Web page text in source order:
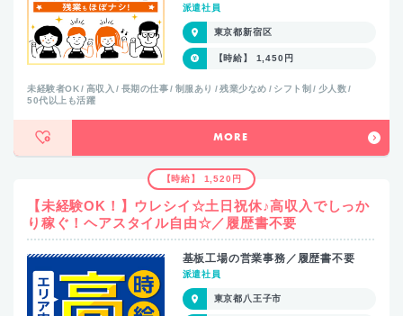
派遣社員
東京都新宿区
【時給】 1,450円
未経験者OK 高収入 長期の仕事 制服あり 残業少なめ シフト制
少人数
50代以上も活躍
MORE
【時給】 1,520円
【未経験OK！】ウレシイ☆土日祝休♪高収入でしっか
り稼ぐ！ヘアスタイル自由☆／履歴書不要
基板工場の営業事務／履歴書不要
派遣社員
東京都八王子市